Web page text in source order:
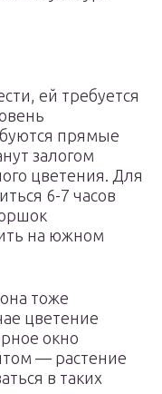
ей требуется
прямые
залогом
цветения. Для
6-7 часов
на южном
тоже
цветение
окно
— растение
в таких